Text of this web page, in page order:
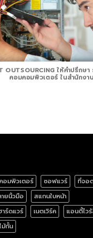
OUTSOURCING ให้คำปรึกษา
คอมคอมพิวเตอร์ ในสำนักงาน
คอมพิวเตอร์ ซอฟแวร์
ที่จอ
ยนิ้วมือ
สแกนใบหน้า
าร์ดแวร์ เนตเวิร์ค
แอนตี้ไว
ม้กั้น